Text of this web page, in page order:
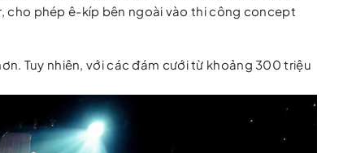
cho phép ê-kíp bên ngoài vào thi công concept
Tuy nhiên, với các đám cưới từ khoảng 300 triệu